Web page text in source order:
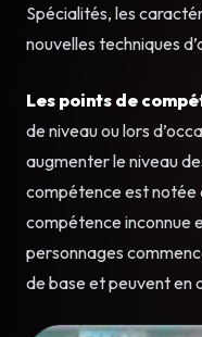
Spécialités, les
nouvelles techniques
Les points de
de niveau ou lors
augmenter le niveau
compétence est notée
compétence inconnue
personnages
de base et peuvent en